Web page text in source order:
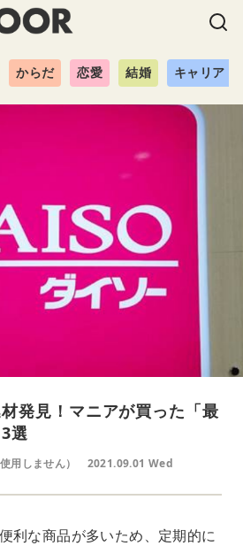
からだ 恋愛 結婚 キャリア
材発見！マニアが買った「最
選
用しません） 2021.09.01 Wed
利な商品が多いため、定期的に